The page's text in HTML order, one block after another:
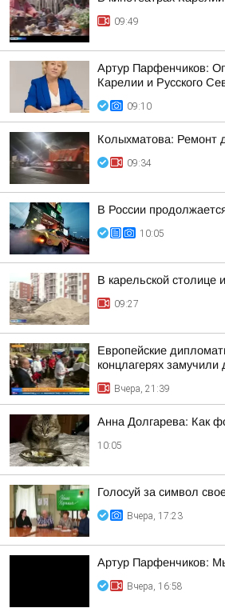
09:49
Артур Парфенчиков:
Карелии и Русского
09:10
Колыхматова: Ремонт
09:34
В России
10:05
В карельской столице
09:27
Европейские
концлагерях замучили
Вчера, 21:39
Анна Долгарева: Как
10:05
Голосуй за символ
Вчера, 17:23
Артур Парфенчиков:
Вчера, 16:58